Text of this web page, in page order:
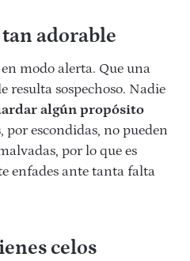
adorable
modo alerta. Que una
resulta sospechoso. Nadie
algún propósito
por escondidas, no pueden
por lo que es
enfades ante tanta falta
celos